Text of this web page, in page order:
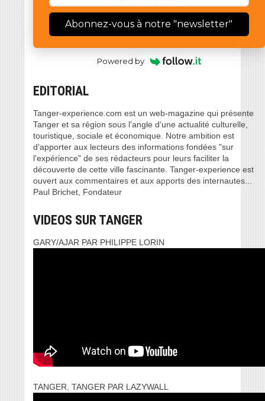
Abonnez-vous à notre "newsletter"
Powered by
EDITORIAL
Tanger-experience.com est un web-magazine qui présente
Tanger et sa région sous l'angle d'une actualité culturelle,
touristique, sociale et économique. Notre ambition est
d’apporter aux lecteurs des informations fondées "sur
l'expérience" de ses rédacteurs pour leurs faciliter la
découverte de cette ville fascinante. Tanger-experience est
ouvert aux commentaires et aux apports des internautes...
Paul Brichet, Fondateur
VIDEOS SUR TANGER
GARY/AJAR PAR PHILIPPE LORIN
TANGER, TANGER PAR LAZYWALL